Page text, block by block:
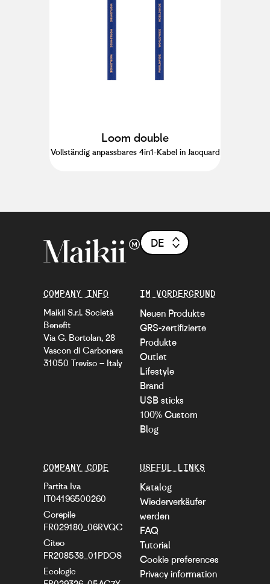
Loom double
Vollständig anpassbares 4in1-Kabel in Jacquard
COMPANY INFO
Maikii S.r.l. Società
Benefit
Via G. Bortolan, 28
Vascon di Carbonera
31050 Treviso – Italy
IM VORDERGRUND
Neuen Produkte
GRS-zertifizierte
Produkte
Outlet
Lifestyle
Brand
USB sticks
100% Custom
Blog
USEFUL LINKS
Katalog
Wiederverkäufer
werden
FAQ
Tutorial
Cookie preferences
Privacy information
COMPANY CODE
Partita Iva
IT04196500260
Corepile
FR029180_06RVQC
Citeo
FR208538_01PDOS
Ecologic
DE